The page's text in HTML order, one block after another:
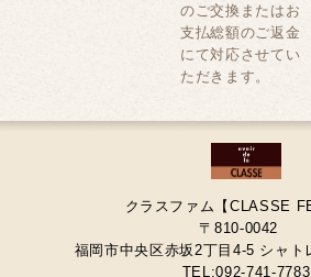
のご交換またはお
支払総額のご返金
にて対応させてい
ただきます。
クラスファム【CLASSE
〒810-0042
福岡市中央区赤坂2丁目4-5 シャト
TEL:092-741-7783